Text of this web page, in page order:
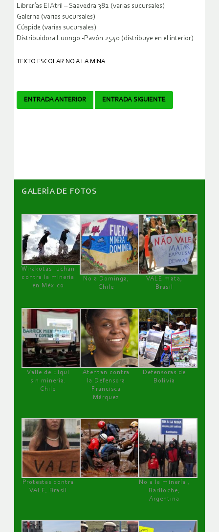
Librerías El Atril – Saavedra 382 (varias sucursales)
Galerna (varias sucursales)
Cúspide (varias sucursales)
Distribuidora Luongo -Pavón 2540 (distribuye en el interior)
TEXTO ESCOLAR NO A LA MINA
Navegador
ENTRADA ANTERIOR ENTRADA SIGUIENTE
GALERÌA DE FOTOS
Wirakutas luchan
contra la minería
en México
No a Dominga,
Chile
VALE mata,
Brasil
Valle de Elqui
sin minería.
Chile
Atentan contra
la Defensora
Francisca
Márquez
Defensoras de
Bolivia
Protestas contra
VALE, Brasil
No a la minería ,
Bariloche,
Argentina